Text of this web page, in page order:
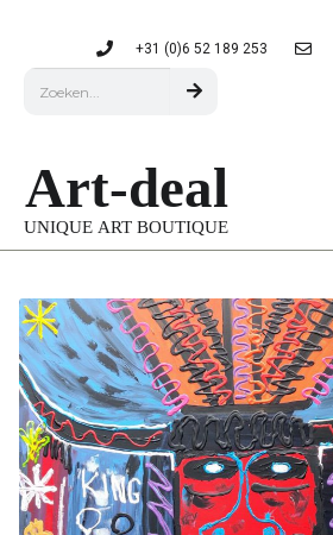
+31 (0)6 52 189 253